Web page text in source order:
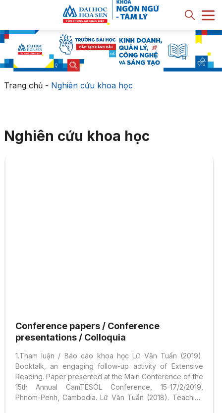
Trang chủ- Nghiên cứu khoa học
Nghiên cứu khoa học
Conference papers / Conference
presentations / Colloquia
1.Tham luận / Báo cáo khoa học Lữ Văn Tuấn (2019).
Booktalk, an engaging follow-up activity of Extensive
Reading. Paper presented at the Main Conference of the
15th Annual CamTESOL Conference, 15-17/2/2019,
Phnom-Penh, Cambodia. Lữ Văn Tuấn (2018). Teaching